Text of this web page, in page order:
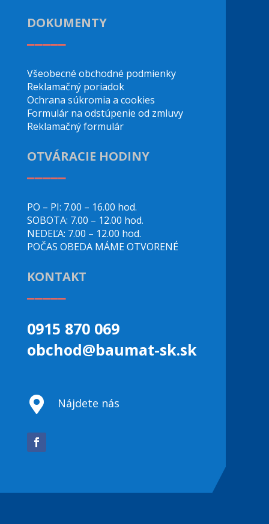
DOKUMENTY
Všeobecné obchodné podmienky
Reklamačný poriadok
Ochrana súkromia a cookies
Formulár na odstúpenie od zmluvy
Reklamačný formulár
OTVÁRACIE HODINY
PO – PI: 7.00 – 16.00 hod.
SOBOTA: 7.00 – 12.00 hod.
NEDEĽA: 7.00 – 12.00 hod.
POČAS OBEDA MÁME OTVORENÉ
KONTAKT
0915 870 069
obchod@baumat-sk.sk
 Nájdete nás